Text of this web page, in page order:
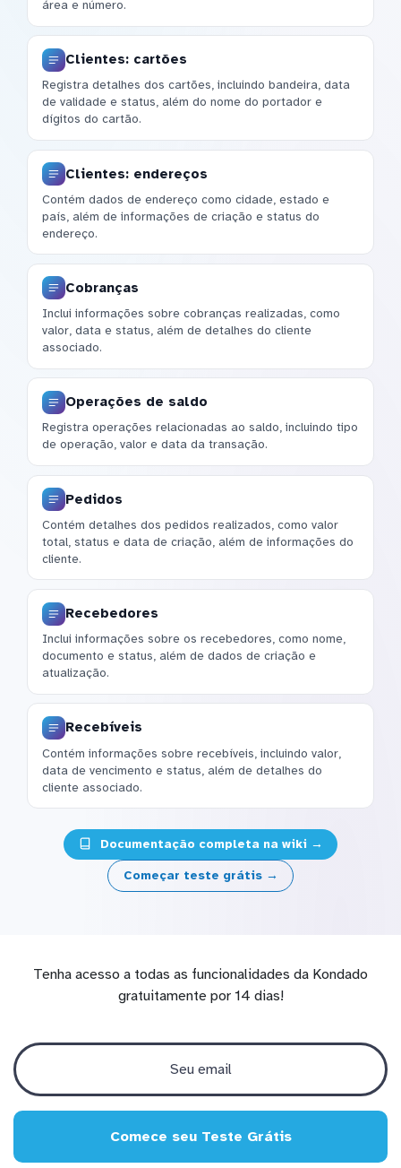
área e número.
Clientes: cartões
Registra detalhes dos cartões, incluindo bandeira, data
de validade e status, além do nome do portador e
dígitos do cartão.
Clientes: endereços
Contém dados de endereço como cidade, estado e
país, além de informações de criação e status do
endereço.
Cobranças
Inclui informações sobre cobranças realizadas, como
valor, data e status, além de detalhes do cliente
associado.
Operações de saldo
Registra operações relacionadas ao saldo, incluindo tipo
de operação, valor e data da transação.
Pedidos
Contém detalhes dos pedidos realizados, como valor
total, status e data de criação, além de informações do
cliente.
Recebedores
Inclui informações sobre os recebedores, como nome,
documento e status, além de dados de criação e
atualização.
Recebíveis
Contém informações sobre recebíveis, incluindo valor,
data de vencimento e status, além de detalhes do
cliente associado.
Documentação completa na wiki →
Começar teste grátis →
Tenha acesso a todas as funcionalidades da Kondado
gratuitamente por 14 dias!
Comece seu Teste Grátis